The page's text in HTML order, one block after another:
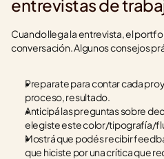
entrevistas de
Cuando llega la entrevista, el
conversación. Algunos consejos
Preparate para contar cada
proceso, resultado.
Anticipá las preguntas sobre
elegiste este color/tipografía/
Mostrá que podés recibir
que hiciste por una crítica que